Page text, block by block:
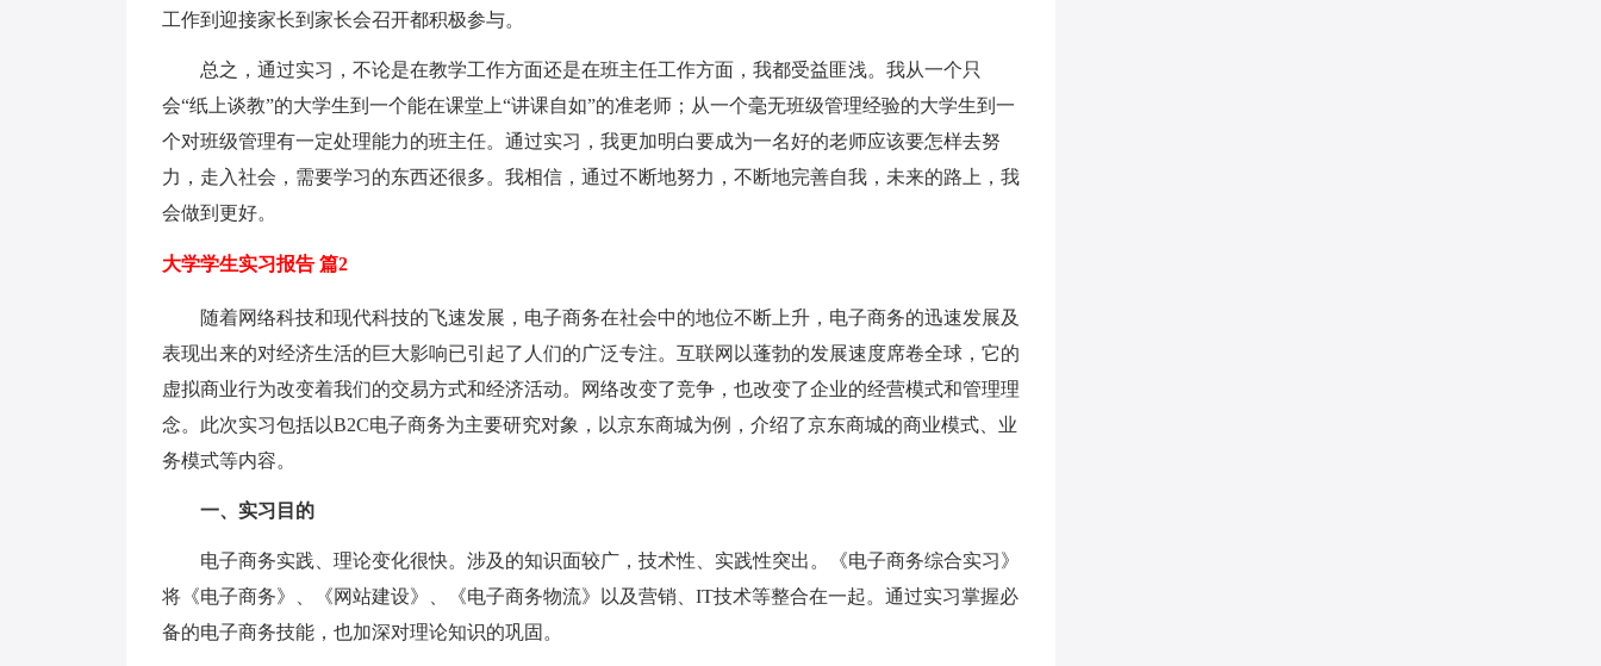
工作到迎接家长到家长会召开都积极参与。
总之，通过实习，不论是在教学工作方面还是在班主任工作方面，我都受益匪浅。我从一个只
会“纸上谈教”的大学生到一个能在课堂上“讲课自如”的准老师；从一个毫无班级管理经验的大学生到一
个对班级管理有一定处理能力的班主任。通过实习，我更加明白要成为一名好的老师应该要怎样去努
力，走入社会，需要学习的东西还很多。我相信，通过不断地努力，不断地完善自我，未来的路上，我
会做到更好。
大学学生实习报告 篇2
随着网络科技和现代科技的飞速发展，电子商务在社会中的地位不断上升，电子商务的迅速发展及
表现出来的对经济生活的巨大影响已引起了人们的广泛专注。互联网以蓬勃的发展速度席卷全球，它的
虚拟商业行为改变着我们的交易方式和经济活动。网络改变了竞争，也改变了企业的经营模式和管理理
念。此次实习包括以B2C电子商务为主要研究对象，以京东商城为例，介绍了京东商城的商业模式、业
务模式等内容。
一、实习目的
电子商务实践、理论变化很快。涉及的知识面较广，技术性、实践性突出。《电子商务综合实习》
将《电子商务》、《网站建设》、《电子商务物流》以及营销、IT技术等整合在一起。通过实习掌握必
备的电子商务技能，也加深对理论知识的巩固。